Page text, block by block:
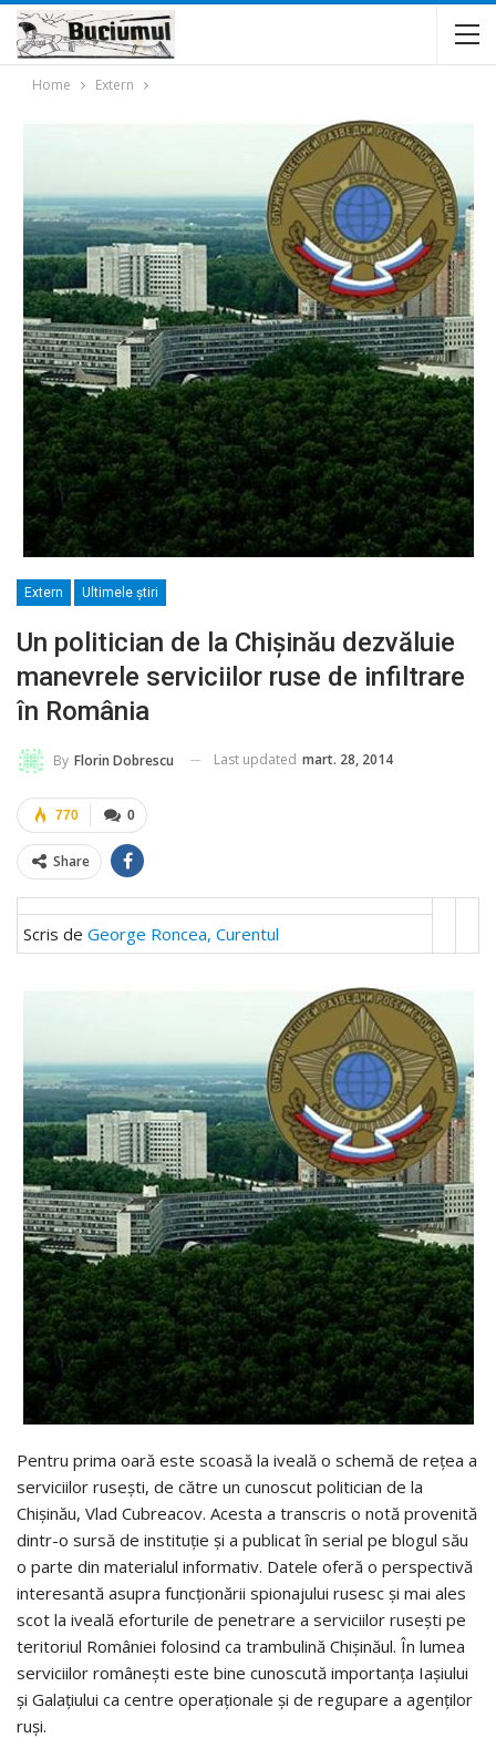
Home Extern
Extern Ultimele ştiri
Un politician de la Chișinău dezvăluie
manevrele serviciilor ruse de infiltrare
în România
By Florin Dobrescu Last updated mart. 28, 2014
0
770
Share
Scris de George Roncea, Curentul
Pentru prima oară este scoasă la iveală o schemă de rețea a
serviciilor rusești, de către un cunoscut politician de la
Chișinău, Vlad Cubreacov. Acesta a transcris o notă provenită
dintr-o sursă de instituție și a publicat în serial pe blogul său
o parte din materialul informativ. Datele oferă o perspectivă
interesantă asupra funcționării spionajului rusesc și mai ales
scot la iveală eforturile de penetrare a serviciilor rusești pe
teritoriul României folosind ca trambulină Chișinăul. În lumea
serviciilor românești este bine cunoscută importanța Iașiului
și Galațiului ca centre operaționale și de regupare a agenților
ruși.